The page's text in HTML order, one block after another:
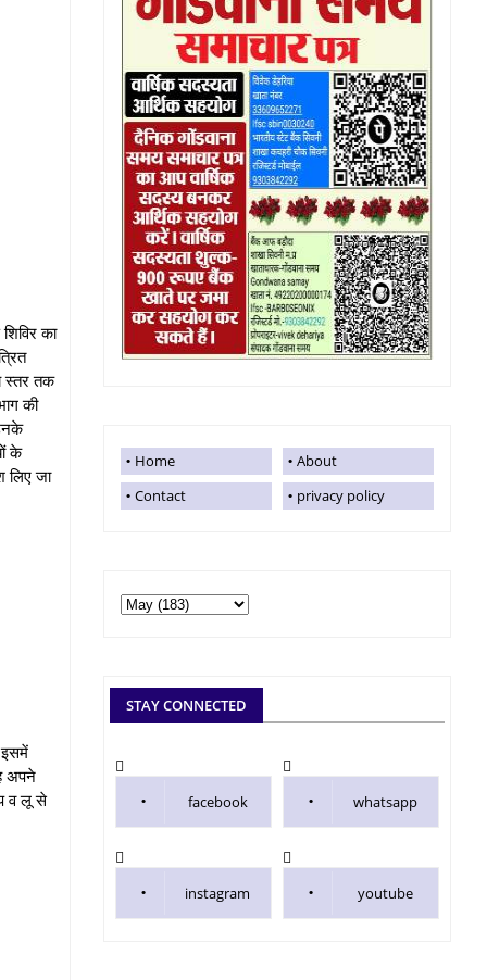
का
स्तर तक
की
के
लिए जा
इसमें
अपने
व लू से
Home
About
Contact
privacy policy
STAY CONNECTED
facebook whatsapp
instagram youtube